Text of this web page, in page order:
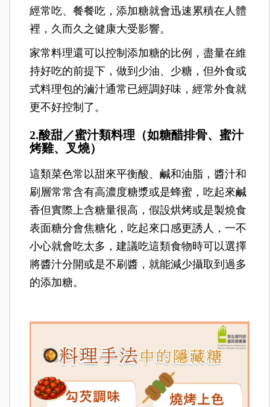
經常吃、餐餐吃，添加糖就會迅速累積在人體
裡，久而久之健康大受影響。
家常料理還可以控制添加糖的比例，盡量在維
持好吃的前提下，做到少油、少糖，但外食或
式料理包的滷汁通常已經調好味，經常外食就
更不好控制了。
2.酸甜／蜜汁類料理（如糖醋排骨、蜜汁
烤雞、叉燒）
這類菜色常以甜來平衡酸、鹹和油脂，醬汁和
刷層常常含有高濃度糖漿或是蜂蜜，吃起來鹹
香但實際上含糖量很高，假設烘烤或是製燒食
表面糖分會焦糖化，吃起來口感更誘人，一不
小心就會吃太多，建議吃這類食物時可以選擇
將醬汁分開或是不刷醬，就能減少攝取到過多
的添加糖。